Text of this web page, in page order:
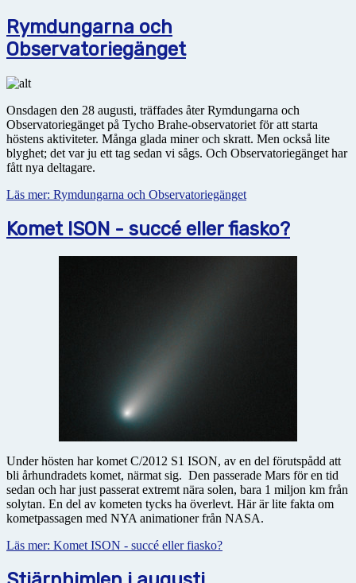
Rymdungarna och
Observatoriegänget
Onsdagen den 28 augusti, träffades åter Rymdungarna och
Observatoriegänget på Tycho Brahe-observatoriet för att starta
höstens aktiviteter. Många glada miner och skratt. Men också lite
blyghet; det var ju ett tag sedan vi sågs. Och Observatoriegänget har
fått nya deltagare.
Läs mer: Rymdungarna och Observatoriegänget
Komet ISON - succé eller fiasko?
Under hösten har komet C/2012 S1 ISON, av en del förutspådd att
bli århundradets komet, närmat sig. Den passerade Mars för en tid
sedan och har just passerat extremt nära solen, bara 1 miljon km från
solytan. En del av kometen tycks ha överlevt. Här är lite fakta om
kometpassagen med NYA animationer från NASA.
Läs mer: Komet ISON - succé eller fiasko?